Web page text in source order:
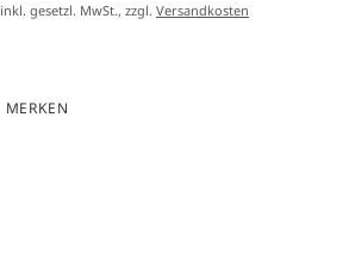
inkl. gesetzl. MwSt., zzgl.Versandkosten
MERKEN